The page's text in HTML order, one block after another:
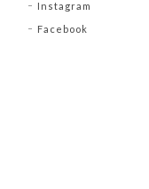
Instagram
Facebook